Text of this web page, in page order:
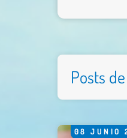
Posts
08 JUNIO